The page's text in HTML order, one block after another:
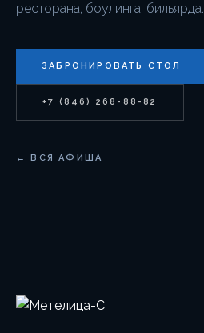
ресторана, боулинга, бильярда.
ЗАБРОНИРОВАТЬ СТОЛ
+7 (846) 268-88-82
← ВСЯ АФИША